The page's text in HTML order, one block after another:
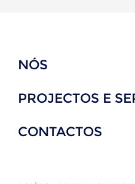
NÓS
PROJECTOS E
CONTACTOS